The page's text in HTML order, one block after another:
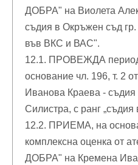
ДОБРА" на Виолета
съдия в Окръжен съд гр.
във ВКС и ВАС".
12.1. ПРОВЕЖДА
основание чл. 196, т. 2
Иванова Краева -
Силистра, с ранг „съдия
12.2. ПРИЕМА, на
комплексна оценка от
ДОБРА" на Кремена